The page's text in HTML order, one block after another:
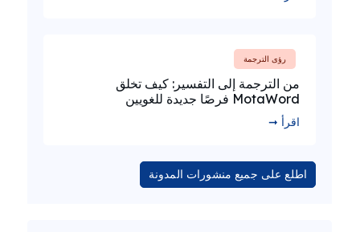
رؤى الترجمة
من الترجمة إلى التفسير: كيف تخلق
MotaWord فرصًا جديدة للغويين
اقرأ ➞
اطلع على جميع منشورات المدونة